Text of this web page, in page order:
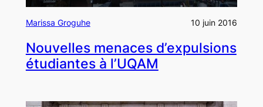
Marissa Groguhe 10 juin 2016
Nouvelles menaces d’expulsions
étudiantes à l’UQAM